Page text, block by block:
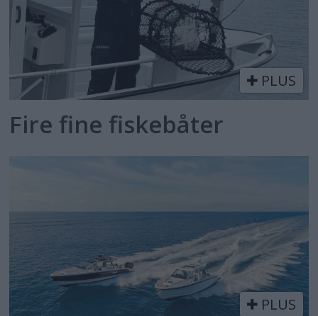
PLUS
Fire fine fiskebåter
PLUS